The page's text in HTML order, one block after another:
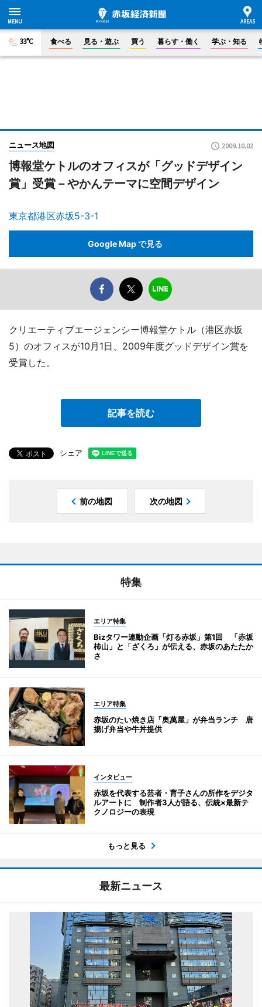
33°C 食べる 見る・遊ぶ 買う 暮らす・働く 学ぶ・知る
ニュース地図 2009.10.02
博報堂ケトルのオフィスが「グッドデザイン
賞」受賞－やかんテーマに空間デザイン
東京都港区赤坂5-3-1
Google Map で見る
クリエーティブエージェンシー博報堂ケトル（港区赤坂
5）のオフィスが10月1日、2009年度グッドデザイン賞を
受賞した。
記事を読む
シェア
前の地図 次の地図
特集
エリア特集
Bizタワー連動企画「灯る赤坂」第1回 「赤坂
柿山」と「ざくろ」が伝える、赤坂のあたたか
さ
エリア特集
赤坂のたい焼き店「奥萬屋」が弁当ランチ 唐
揚げ弁当や牛丼提供
インタビュー
赤坂を代表する芸者・育子さんの所作をデジタ
ルアートに 制作者3人が語る、伝統×最新テ
クノロジーの表現
もっと見る
最新ニュース